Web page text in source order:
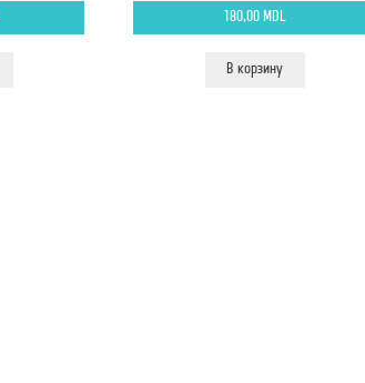
180,00 MDL
В корзину